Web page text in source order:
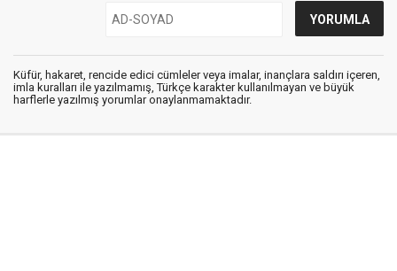
Küfür, hakaret, rencide edici cümleler veya imalar, inançlara saldırı içeren,
imla kuralları ile yazılmamış, Türkçe karakter kullanılmayan ve büyük
harflerle yazılmış yorumlar onaylanmamaktadır.